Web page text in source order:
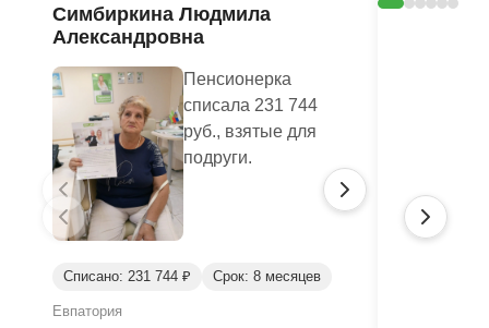
Симбиркина Людмила
Александровна
Пенсионерка
списала 231 744
руб., взятые для
подруги.
Списано: 231 744 ₽ Срок: 8 месяцев
Евпатория